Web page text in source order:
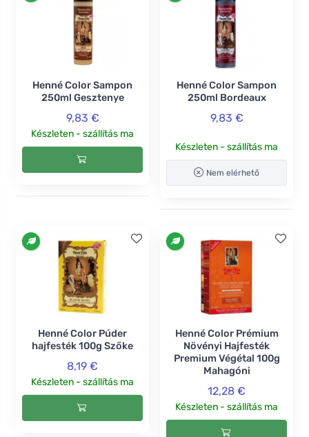
Henné Color Sampon
250ml Gesztenye
9,83 €
Készleten - szállítás ma
Henné Color Sampon
250ml Bordeaux
9,83 €
Készleten - szállítás ma
Nem elérhető
Henné Color Púder
hajfesték 100g Szőke
8,19 €
Készleten - szállítás ma
Henné Color Prémium
Növényi Hajfesték
Premium Végétal 100g
Mahagóni
12,28 €
Készleten - szállítás ma